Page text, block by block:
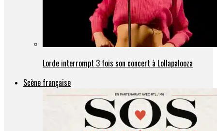
Lorde interrompt 3 fois son concert à Lollapalooza
Scène française